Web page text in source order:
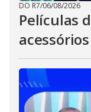
DO R7/06/08/2026
Películas